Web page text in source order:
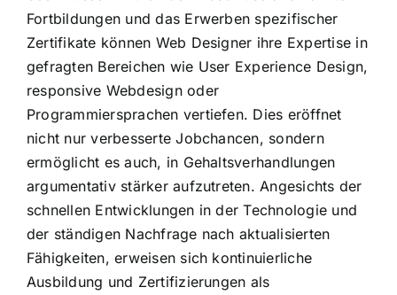
Fortbildungen und das Erwerben spezifischer
Zertifikate können Web Designer ihre Expertise in
gefragten Bereichen wie User Experience Design,
responsive Webdesign oder
Programmiersprachen vertiefen. Dies eröffnet
nicht nur verbesserte Jobchancen, sondern
ermöglicht es auch, in Gehaltsverhandlungen
argumentativ stärker aufzutreten. Angesichts der
schnellen Entwicklungen in der Technologie und
der ständigen Nachfrage nach aktualisierten
Fähigkeiten, erweisen sich kontinuierliche
Ausbildung und Zertifizierungen als